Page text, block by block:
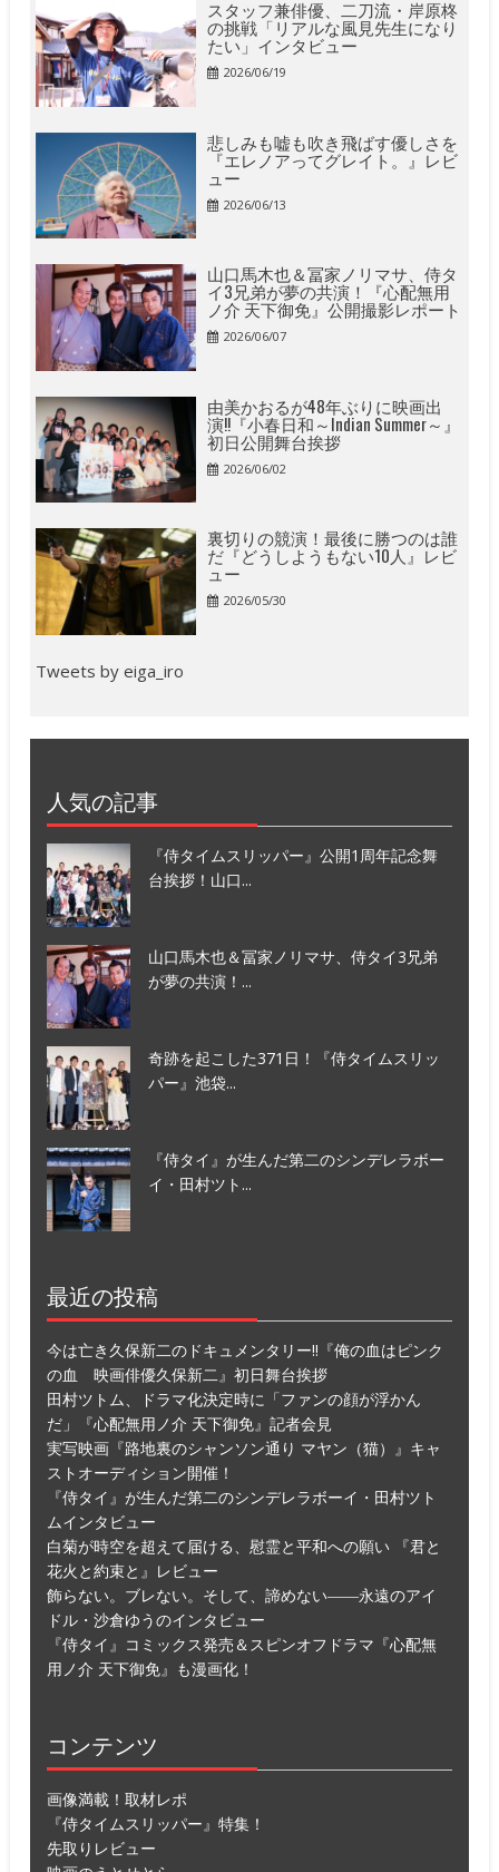
スタッフ兼俳優、二刀流・岸原柊
の挑戦「リアルな風見先生になり
たい」インタビュー
2026/06/19
悲しみも嘘も吹き飛ばす優しさを
『エレノアってグレイト。』レビ
ュー
2026/06/13
山口馬木也＆冨家ノリマサ、侍タ
イ3兄弟が夢の共演！『心配無用
ノ介 天下御免』公開撮影レポート
2026/06/07
由美かおるが48年ぶりに映画出
演!!『小春日和～Indian Summer～』
初日公開舞台挨拶
2026/06/02
裏切りの競演！最後に勝つのは誰
だ『どうしようもない10人』レビ
ュー
2026/05/30
Tweets by eiga_iro
人気の記事
『侍タイムスリッパー』公開1周年記念舞
台挨拶！山口...
山口馬木也＆冨家ノリマサ、侍タイ3兄弟
が夢の共演！...
奇跡を起こした371日！『侍タイムスリッ
パー』池袋...
『侍タイ』が生んだ第二のシンデレラボー
イ・田村ツト...
最近の投稿
今は亡き久保新二のドキュメンタリー!!『俺の血はピンク
の血 映画俳優久保新二』初日舞台挨拶
田村ツトム、ドラマ化決定時に「ファンの顔が浮かん
だ」『心配無用ノ介 天下御免』記者会見
実写映画『路地裏のシャンソン通り マヤン（猫）』キャ
ストオーディション開催！
『侍タイ』が生んだ第二のシンデレラボーイ・田村ツト
ムインタビュー
白菊が時空を超えて届ける、慰霊と平和への願い 『君と
花火と約束と』レビュー
飾らない。ブレない。そして、諦めない――永遠のアイ
ドル・沙倉ゆうのインタビュー
『侍タイ』コミックス発売＆スピンオフドラマ『心配無
用ノ介 天下御免』も漫画化！
コンテンツ
画像満載！取材レポ
『侍タイムスリッパー』特集！
先取りレビュー